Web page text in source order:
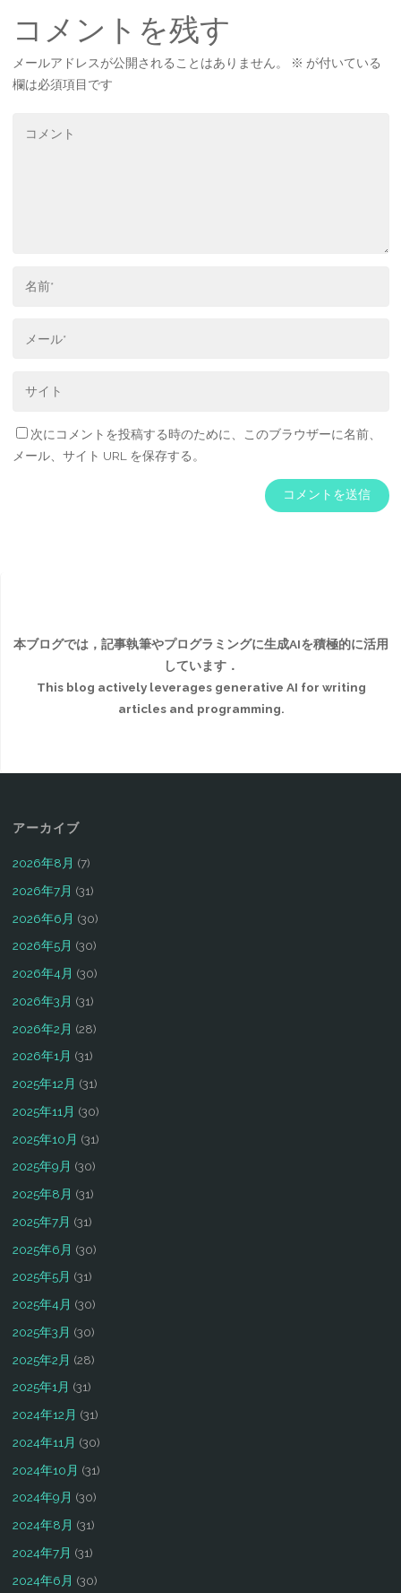
コメントを残す
メールアドレスが公開されることはありません。 ※ が付いている
欄は必須項目です
次にコメントを投稿する時のために、このブラウザーに名前、
メール、サイト URL を保存する。
本ブログでは，記事執筆やプログラミングに生成AIを積極的に活用
しています．
This blog actively leverages generative AI for writing
articles and programming.
アーカイブ
2026年8月 (7)
2026年7月 (31)
2026年6月 (30)
2026年5月 (30)
2026年4月 (30)
2026年3月 (31)
2026年2月 (28)
2026年1月 (31)
2025年12月 (31)
2025年11月 (30)
2025年10月 (31)
2025年9月 (30)
2025年8月 (31)
2025年7月 (31)
2025年6月 (30)
2025年5月 (31)
2025年4月 (30)
2025年3月 (30)
2025年2月 (28)
2025年1月 (31)
2024年12月 (31)
2024年11月 (30)
2024年10月 (31)
2024年9月 (30)
2024年8月 (31)
2024年7月 (31)
2024年6月 (30)